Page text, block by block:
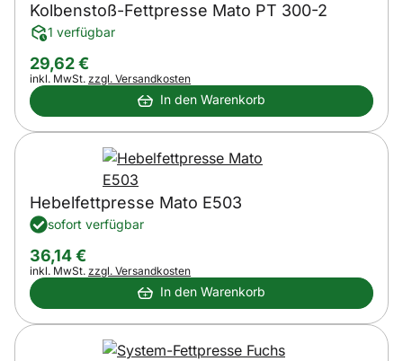
Kolbenstoß-Fettpresse Mato PT 300-2
1 verfügbar
29,62€
Steuerhinweis:
inkl. MwSt. zzgl. Versandkosten
In den Warenkorb
Hebelfettpresse Mato E503
sofort verfügbar
36,14€
Steuerhinweis:
inkl. MwSt. zzgl. Versandkosten
In den Warenkorb